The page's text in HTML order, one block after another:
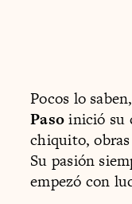
Pocos lo
Pasoinició su
chiquito,
Su pasión
empezó con